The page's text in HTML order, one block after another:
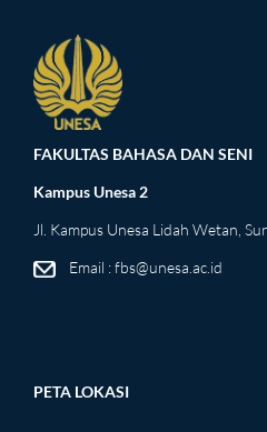
FAKULTAS BAHASA DAN SENI
Kampus Unesa 2
Jl. Kampus Unesa Lidah Wetan,
Email : fbs@unesa.ac.id
PETA LOKASI